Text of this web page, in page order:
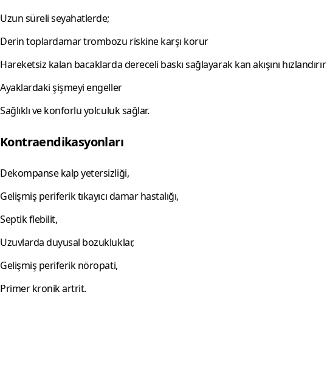
Uzun süreli seyahatlerde;
Derin toplardamar trombozu riskine karşı korur
Hareketsiz kalan bacaklarda dereceli baskı sağlayarak kan akışını hızlandırır
Ayaklardaki şişmeyi engeller
Sağlıklı ve konforlu yolculuk sağlar.
Kontraendikasyonları
Dekompanse kalp yetersizliği,
Gelişmiş periferik tıkayıcı damar hastalığı,
Septik flebilit,
Uzuvlarda duyusal bozukluklar,
Gelişmiş periferik nöropati,
Primer kronik artrit.